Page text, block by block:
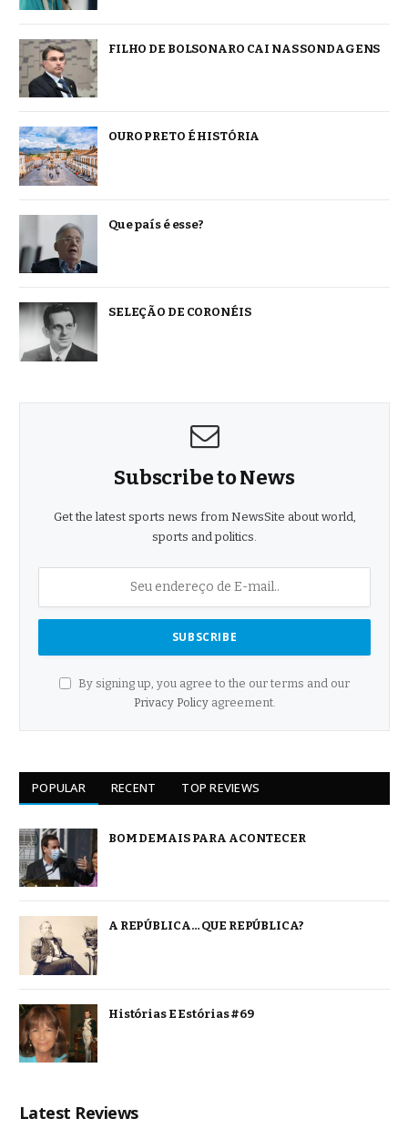
FILHO DE BOLSONARO CAI NAS SONDAGENS
OURO PRETO É HISTÓRIA
Que país é esse?
SELEÇÃO DE CORONÉIS
Subscribe to News
Get the latest sports news from NewsSite about world,
sports and politics.
By signing up, you agree to the our terms and our
Privacy Policyagreement.
POPULAR RECENT TOP REVIEWS
BOM DEMAIS PARA ACONTECER
A REPÚBLICA… QUE REPÚBLICA?
Histórias E Estórias #69
Latest Reviews